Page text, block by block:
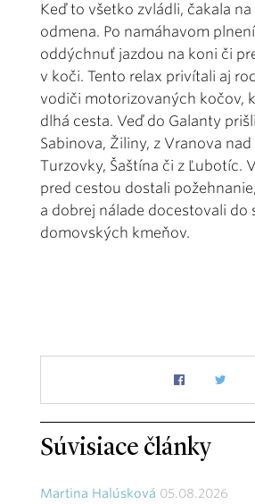
Keď to všetko zvládli, čakala
odmena. Po namáhavom
oddýchnuť jazdou na koni či
v koči. Tento relax privítali aj
vodiči motorizovaných kočov,
dlhá cesta. Veď do Galanty
Sabinova, Žiliny, z Vranova nad
Turzovky, Šaštína či z Ľubotíc.
pred cestou dostali
a dobrej nálade docestovali do
domovských kmeňov.
Súvisiace články
Martina Halúsková 05.08.2026